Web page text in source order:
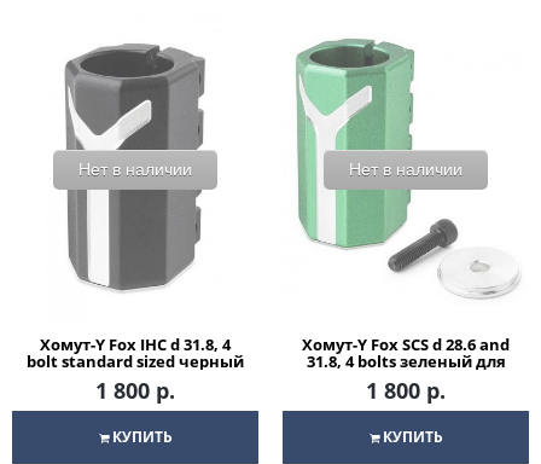
Нет в наличии
Хомут-Y Fox IHC d 31.8, 4
bolt standard sized черный
для трюкового самоката
1 800 р.
КУПИТЬ
Нет в наличии
Хомут-Y Fox SCS d 28.6 and
31.8, 4 bolts зеленый для
трюкового самоката
1 800 р.
КУПИТЬ